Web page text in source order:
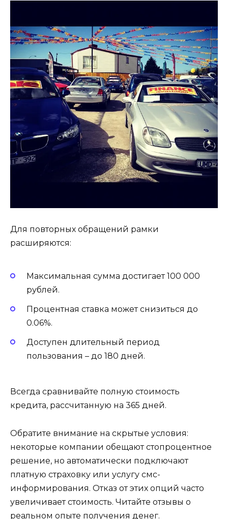
Для повторных обращений рамки
расширяются:
Максимальная сумма достигает 100 000
рублей.
Процентная ставка может снизиться до
0.06%.
Доступен длительный период
пользования – до 180 дней.
Всегда сравнивайте полную стоимость
кредита, рассчитанную на 365 дней.
Обратите внимание на скрытые условия:
некоторые компании обещают стопроцентное
решение, но автоматически подключают
платную страховку или услугу смс-
информирования. Отказ от этих опций часто
увеличивает стоимость. Читайте отзывы о
реальном опыте получения денег.